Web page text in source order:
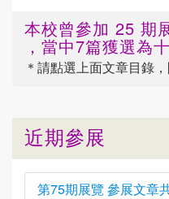
本校曾參加 25 期
，當中7篇獲選為
＊請點選上面文章目錄
近期參展
第75期展覽 參展文章